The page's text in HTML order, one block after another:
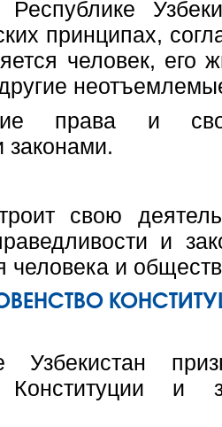
принципах,
человек, его
права и
законами.
свою
и
человека и
Узбекистан
Конституции и